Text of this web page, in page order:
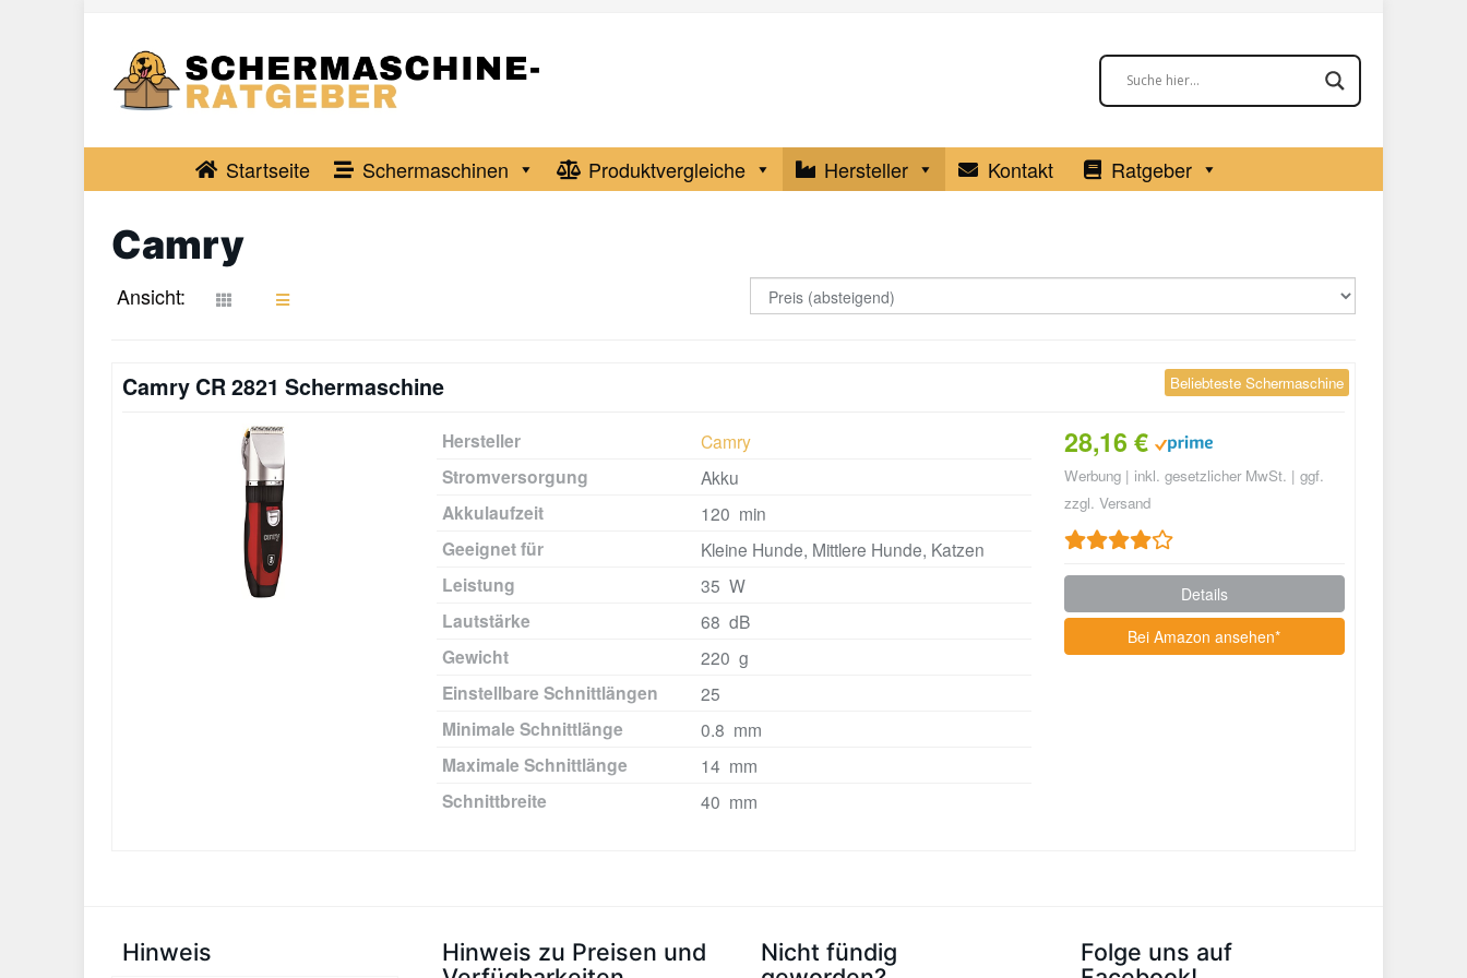
Startseite Schermaschinen Produktvergleiche Hersteller Kontakt Ratgeber
Camry
Ansicht:
Beliebteste Schermaschine
Camry CR 2821 Schermaschine
28,16 €
Werbung | inkl. gesetzlicher MwSt. | ggf.
zzgl. Versand
Details
Bei Amazon ansehen*
Hersteller Camry
Stromversorgung Akku
Akkulaufzeit 120 min
Geeignet für Kleine Hunde, Mittlere Hunde, Katzen
Leistung 35 W
Lautstärke 68 dB
Gewicht 220 g
Einstellbare Schnittlängen 25
Minimale Schnittlänge 0.8 mm
Maximale Schnittlänge 14 mm
Schnittbreite 40 mm
Hinweis
Hinweis zu Preisen und
Nicht fündig
Folge uns auf